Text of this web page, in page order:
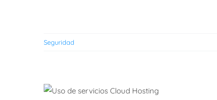
Ciberseguridad para
Seguridad